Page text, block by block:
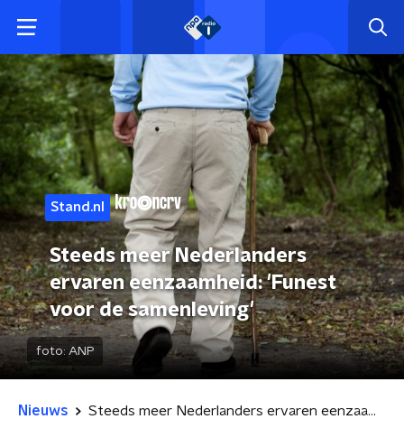
Stand.nl
Steeds meer Nederlanders
ervaren eenzaamheid: 'Funest
voor de samenleving'
foto: ANP
Nieuws Steeds meer Nederlanders ervaren eenzaamheid: 'Funest voor de samenleving'